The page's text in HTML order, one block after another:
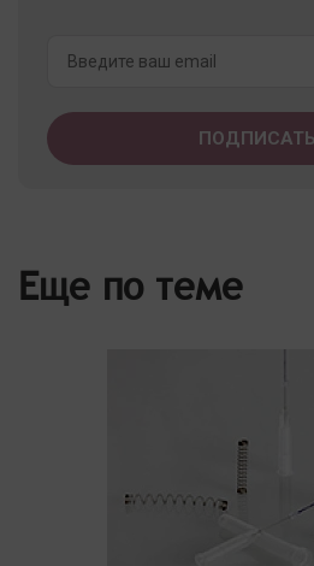
Еще по теме